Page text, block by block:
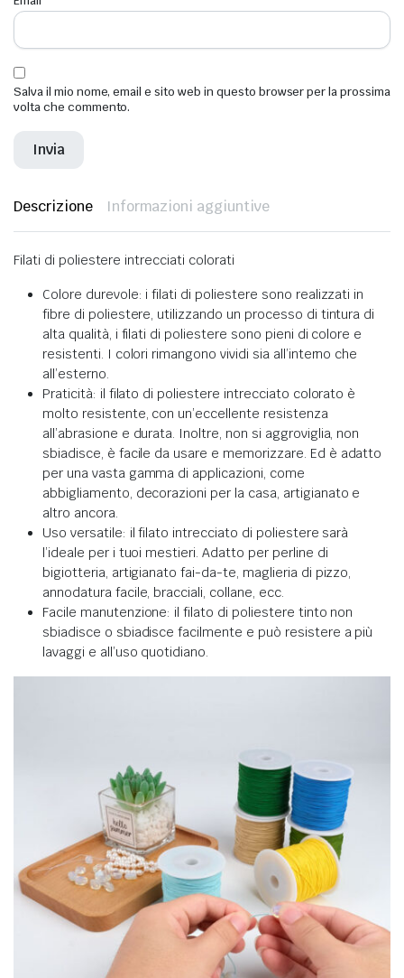
Salva il mio nome, email e sito web in questo browser per la prossima
volta che commento.
Descrizione Informazioni aggiuntive
Filati di poliestere intrecciati colorati
Colore durevole: i filati di poliestere sono realizzati in
fibre di poliestere, utilizzando un processo di tintura di
alta qualità, i filati di poliestere sono pieni di colore e
resistenti. I colori rimangono vividi sia all’interno che
all’esterno.
Praticità: il filato di poliestere intrecciato colorato è
molto resistente, con un’eccellente resistenza
all’abrasione e durata. Inoltre, non si aggroviglia, non
sbiadisce, è facile da usare e memorizzare. Ed è adatto
per una vasta gamma di applicazioni, come
abbigliamento, decorazioni per la casa, artigianato e
altro ancora.
Uso versatile: il filato intrecciato di poliestere sarà
l’ideale per i tuoi mestieri. Adatto per perline di
bigiotteria, artigianato fai-da-te, maglieria di pizzo,
annodatura facile, bracciali, collane, ecc.
Facile manutenzione: il filato di poliestere tinto non
sbiadisce o sbiadisce facilmente e può resistere a più
lavaggi e all’uso quotidiano.